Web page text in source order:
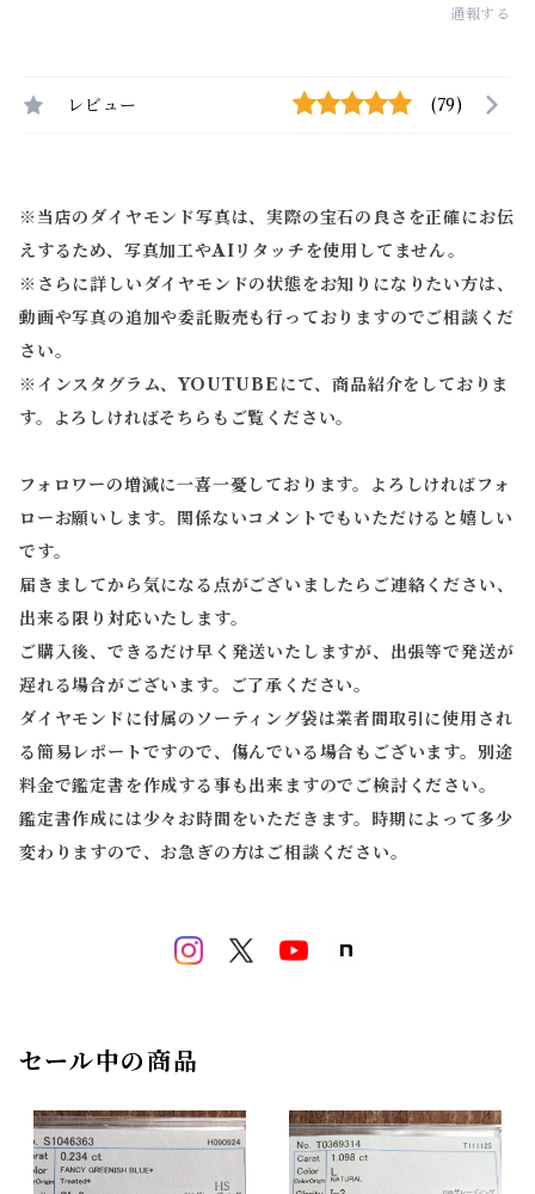
通報する
レビュー (79)
※当店のダイヤモンド写真は、実際の宝石の良さを正確にお伝
えするため、写真加工やAIリタッチを使用してません。
※ さらに詳しいダイヤモンドの状態をお知りになりたい方は、
動画や写真の追加や委託販売も行っておりますのでご相談くだ
さい。
※ インスタグラム、YOUTUBEにて、商品紹介をしておりま
す。よろしければそちらもご覧ください。
フォロワーの増減に一喜一憂しております。よろしければフォ
ローお願いします。関係ないコメントでもいただけると嬉しい
です。
届きましてから気になる点がございましたらご連絡ください、
出来る限り対応いたします。
ご購入後、できるだけ早く発送いたしますが、出張等で発送が
遅れる場合がございます。ご了承ください。
ダイヤモンドに付属のソーティング袋は業者間取引に使用され
る簡易レポートですので、傷んでいる場合もございます。別途
料金で鑑定書を作成する事も出来ますのでご検討ください。
鑑定書作成には少々お時間をいただきます。時期によって多少
変わりますので、お急ぎの方はご相談ください。
セール中の商品